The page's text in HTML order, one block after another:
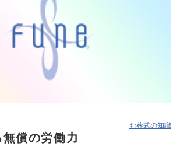
お葬式の知識
償の労働力